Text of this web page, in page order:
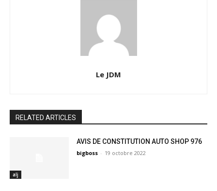
Le JDM
RELATED ARTICLES
alj
AVIS DE CONSTITUTION AUTO SHOP 976
bigboss - 19 octobre 2022